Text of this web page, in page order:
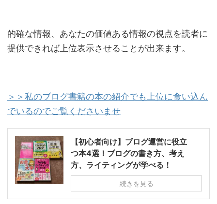
的確な情報、あなたの価値ある情報の視点を読者に
提供できれば上位表示させることが出来ます。
＞＞私のブログ書籍の本の紹介でも上位に食い込ん
でいるのでご覧くださいませ
【初心者向け】ブログ運営に役立
つ本4選！ブログの書き方、考え
方、ライティングが学べる！
続きを見る